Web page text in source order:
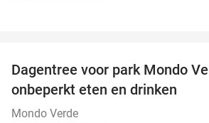
Dagentree voor park Mondo
onbeperkt eten en drinken
Mondo Verde